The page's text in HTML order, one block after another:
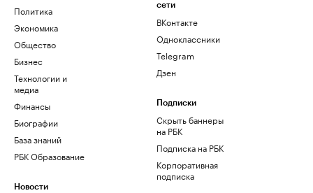
Политика
Экономика
Общество
Бизнес
Технологии и
медиа
Финансы
Биографии
База знаний
РБК Образование
Новости
сети
ВКонтакте
Одноклассники
Telegram
Дзен
Подписки
Скрыть баннеры
на РБК
Подписка на РБК
Корпоративная
подписка